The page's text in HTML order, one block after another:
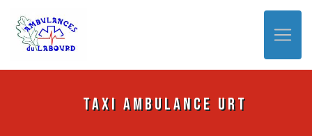
Taxi ambulance Urt